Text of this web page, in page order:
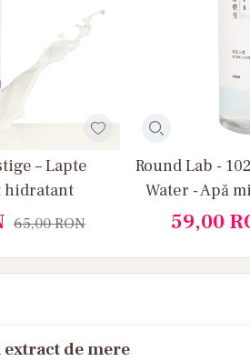
– Lapte
hidratant
65,00RON
Round Lab -
Water - Apă
59,00
de mere